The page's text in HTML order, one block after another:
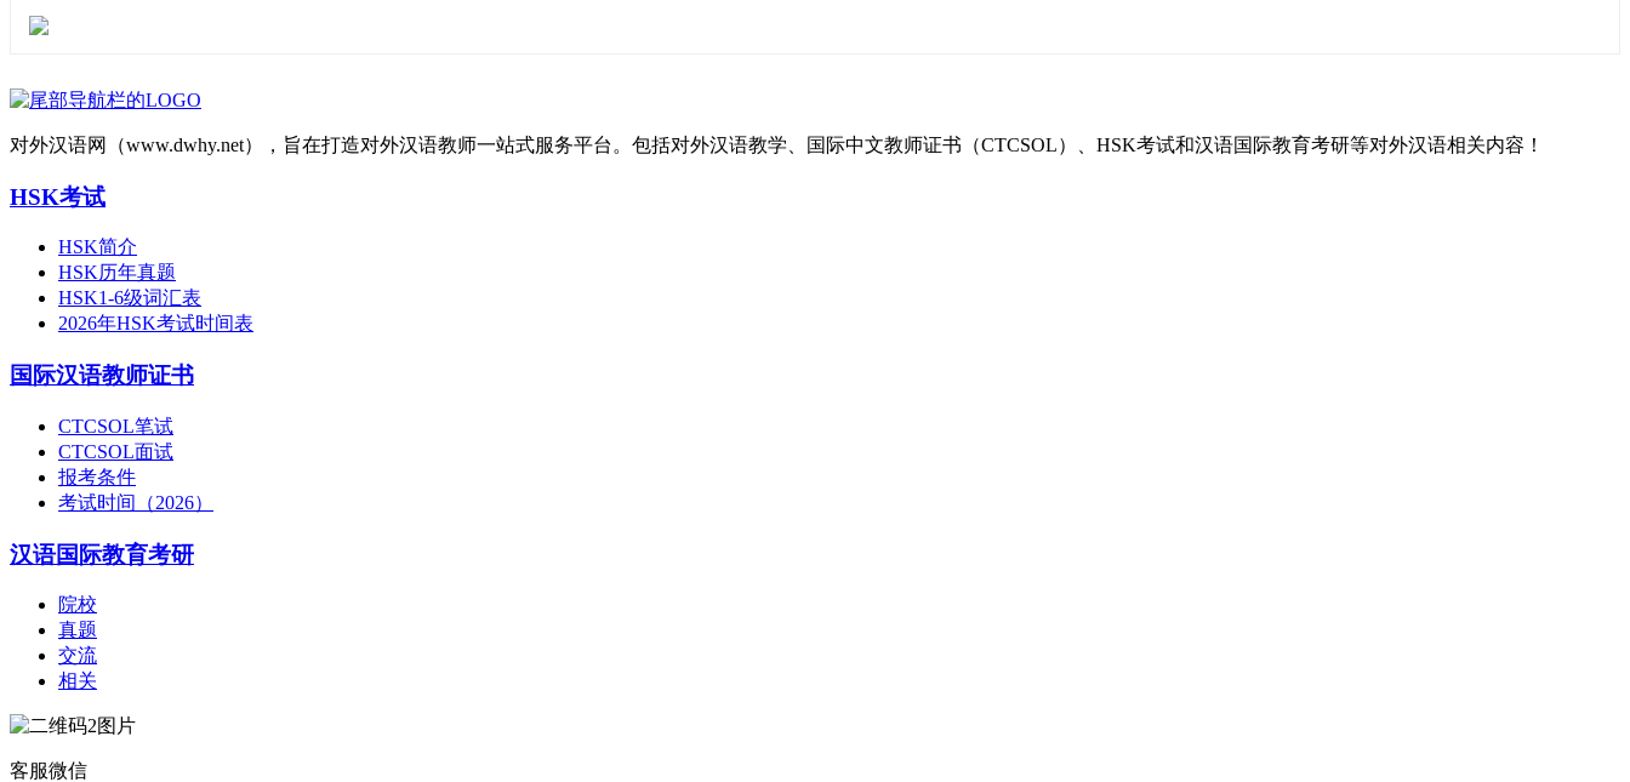
对外汉语网（www.dwhy.net），旨在打造对外汉语教师一站式服务平台。包括对外汉语教学、国际中文教师证书（CTCSOL）、HSK考试和汉语国际教育考研等对外汉语相关内容！
HSK考试
HSK简介
HSK历年真题
HSK1-6级词汇表
2026年HSK考试时间表
国际汉语教师证书
CTCSOL笔试
CTCSOL面试
报考条件
考试时间（2026）
汉语国际教育考研
院校
真题
交流
相关
客服微信